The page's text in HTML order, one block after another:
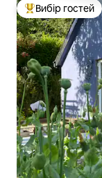
Топ вибір гостей
Вибір гостей